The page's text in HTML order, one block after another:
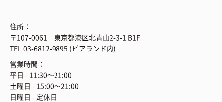
住所：
〒107-0061 東京都港区北青山2-3-1 B1F
TEL 03-6812-9895 (ビアランド内)
営業時間：
平日 - 11:30～21:00
土曜日 - 15:00～21:00
日曜日 - 定休日